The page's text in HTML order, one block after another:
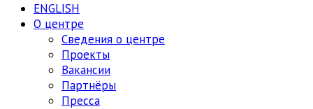
ENGLISH
О центре
Сведения о центре
Проекты
Вакансии
Партнёры
Пресса